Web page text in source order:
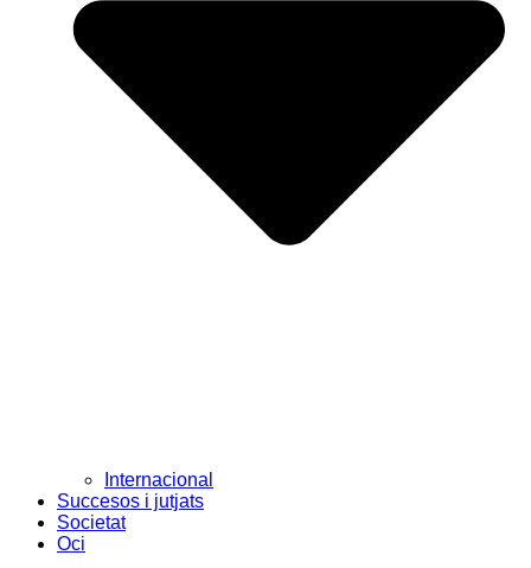
Internacional
Succesos i jutjats
Societat
Oci